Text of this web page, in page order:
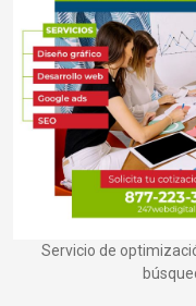
Servicio de